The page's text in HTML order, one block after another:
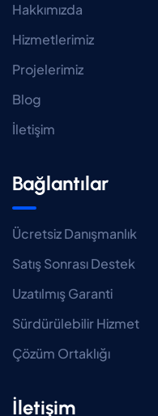
Hakkımızda
Hizmetlerimiz
Projelerimiz
Blog
İletişim
Bağlantılar
Ücretsiz Danışmanlık
Satış Sonrası Destek
Uzatılmış Garanti
Sürdürülebilir Hizmet
Çözüm Ortaklığı
İletişim